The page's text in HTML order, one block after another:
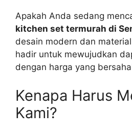
Apakah Anda sedang
kitchen set termurah di
desain modern dan
hadir untuk mewujudkan
dengan harga yang
Kenapa Harus
Kami?